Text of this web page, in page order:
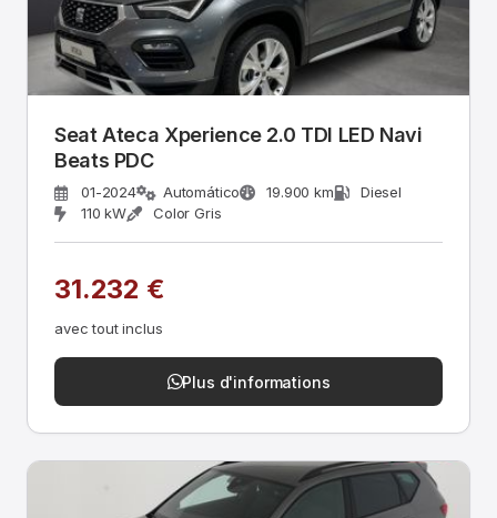
Seat Ateca Xperience 2.0 TDI LED Navi
Beats PDC
01-2024 Automático 19.900 km
Diesel
110 kW
Color Gris
31.232 €
avec tout inclus
Plus d'informations